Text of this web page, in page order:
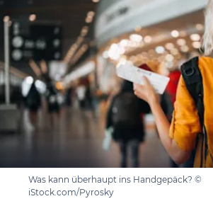
Was kann überhaupt ins Handgepäck? ©
iStock.com/Pyrosky